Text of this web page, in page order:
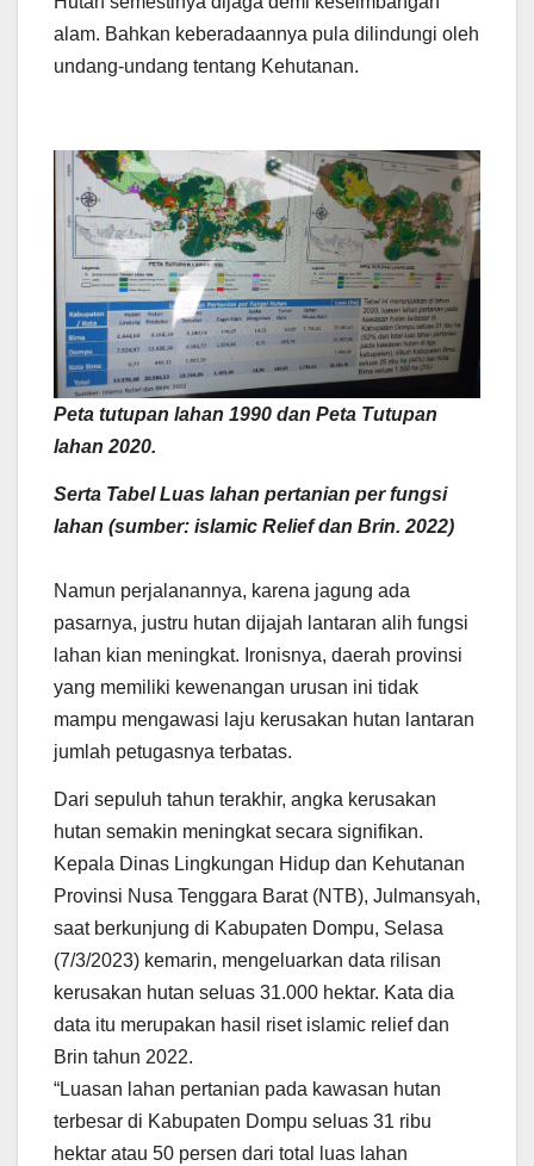
alam. Bahkan keberadaannya pula dilindungi oleh
undang-undang tentang Kehutanan.
Peta tutupan lahan 1990 dan Peta Tutupan
lahan 2020.
Serta Tabel Luas lahan pertanian per fungsi
lahan (sumber: islamic Relief dan Brin. 2022)
Namun perjalanannya, karena jagung ada
pasarnya, justru hutan dijajah lantaran alih fungsi
lahan kian meningkat. Ironisnya, daerah provinsi
yang memiliki kewenangan urusan ini tidak
mampu mengawasi laju kerusakan hutan lantaran
jumlah petugasnya terbatas.
Dari sepuluh tahun terakhir, angka kerusakan
hutan semakin meningkat secara signifikan.
Kepala Dinas Lingkungan Hidup dan Kehutanan
Provinsi Nusa Tenggara Barat (NTB), Julmansyah,
saat berkunjung di Kabupaten Dompu, Selasa
(7/3/2023) kemarin, mengeluarkan data rilisan
kerusakan hutan seluas 31.000 hektar. Kata dia
data itu merupakan hasil riset islamic relief dan
Brin tahun 2022.
“Luasan lahan pertanian pada kawasan hutan
terbesar di Kabupaten Dompu seluas 31 ribu
hektar atau 50 persen dari total luas lahan